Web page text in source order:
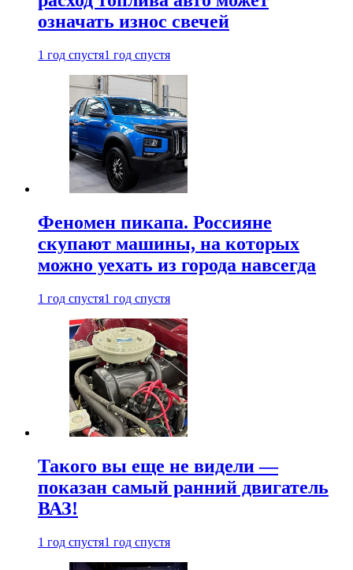
означать износ свечей
1 год спустя1 год спустя
Феномен пикапа. Россияне
скупают машины, на которых
можно уехать из города навсегда
1 год спустя1 год спустя
Такого вы еще не видели —
показан самый ранний двигатель
ВАЗ!
1 год спустя1 год спустя